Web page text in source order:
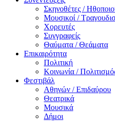
Σκηνοθέτες /
Μουσικοί /
Χορευτές
Συγγραφείς
Θαύματα / Θεάματα
Επικαιρότητα
Πολιτική
Κοινωνία /
Φεστιβάλ
Αθηνών / Επιδαύρου
Θεατρικά
Μουσικά
Δήμοι